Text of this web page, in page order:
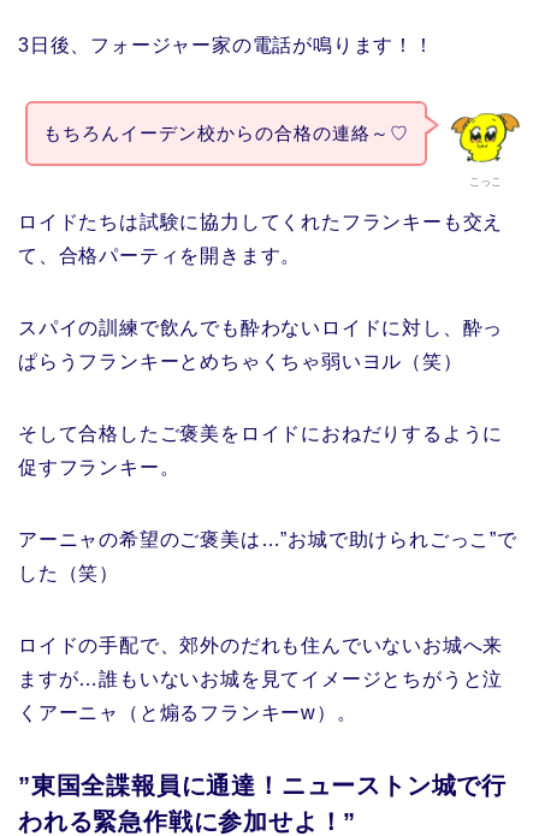
3日後、フォージャー家の電話が鳴ります！！
こっこ
もちろんイーデン校からの合格の連絡～♡
ロイドたちは試験に協力してくれたフランキーも交え
て、合格パーティを開きます。
スパイの訓練で飲んでも酔わないロイドに対し、酔っ
ぱらうフランキーとめちゃくちゃ弱いヨル（笑）
そして合格したご褒美をロイドにおねだりするように
促すフランキー。
アーニャの希望のご褒美は…”お城で助けられごっこ”で
した（笑）
ロイドの手配で、郊外のだれも住んでいないお城へ来
ますが…誰もいないお城を見てイメージとちがうと泣
くアーニャ（と煽るフランキーw）。
”東国全諜報員に通達！ニューストン城で行
われる緊急作戦に参加せよ！”